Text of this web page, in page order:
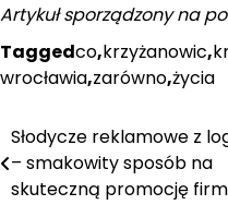
Artykuł sporządzony na
Taggedco,krzyżanowic,
wrocławia,zarówno,życia
Nawigacja
wpisu
Słodycze reklamowe z
– smakowity sposób na
skuteczną promocję